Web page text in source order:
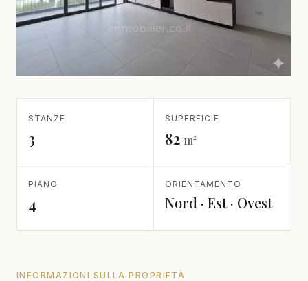
STANZE
3
SUPERFICIE
82 m²
PIANO
4
ORIENTAMENTO
Nord · Est · Ovest
INFORMAZIONI SULLA PROPRIETÀ